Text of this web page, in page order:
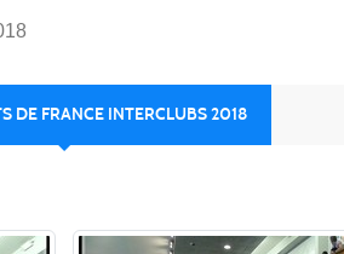
DE FRANCE INTERCLUBS 2018